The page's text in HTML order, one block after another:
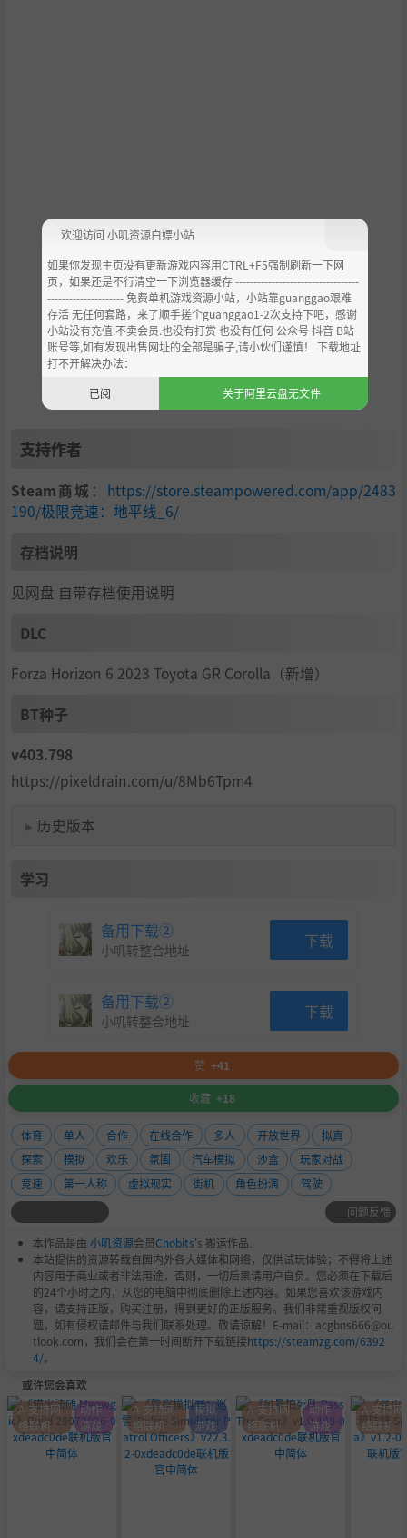
可定制车库，可供你尽情翻新，打造展示自己车辆收藏的理
想空间。你也可以选择在线下载玩家社群分享的布局设计。
解锁山谷地产，在开放世界中发挥创意，随心建造。也别忘
了你最爱的汽车们，可以选用全新的极限竞速空气动力学选
项与车身套件进行改装——还可以在车窗上使用自定义涂装
与玩家社群一起进行多人游戏
线加速赛，在车友会中炫耀你的定制座驾。与其他玩家一起
入大家熟悉的地平线多人游戏模式，参与精彩刺激的淘汰之
随时随地，共享设计乐趣
以前所未有的自由度在日本各地尽情创作，与好友在 CoLab
中一起设计定制赛事，使用全面升级的 EventLab 工具（现
已加入多人游戏支持*）随时随地在游戏世界中创造。将你的
涌的激情创意内容。
众人同乐的嘉年华
享受系列史上最为友好的地平线游戏体验。自定义选项包括
充满颗粒感的高对比度模式、车辆近距雷达、美式与英式手
语以及自动驾驶功能，让玩家畅享酷炫车辆、劲爆音乐与地
平线嘉年华的绝美景色。
探索你的传奇之旅，感受日本的文化与反差。
支持作者
Steam商城 ： https://store.steampowered.com/app/2483
190/极限竞速：地平线_6/
存档说明
见网盘 自带存档使用说明
DLC
Forza Horizon 6 2023 Toyota GR Corolla（新增）
BT种子
v403.798
https://pixeldrain.com/u/8Mb6Tpm4
▸ 历史版本
学习
备用下载②
小叽转整合地址 下载
备用下载②
小叽转整合地址 下载
赞 +41
收藏 +18
体育 单人 合作 在线合作 多人 开放世界
拟真
探索
模拟 欢乐 氛围 汽车模拟 沙盒
玩家对战
竞速
第一人称 虚拟现实 街机 角色扮演
驾驶
问题反馈
本作品是由 小叽资源会员Chobits's 搬运作品.
本站提供的资源转载自国内外各大媒体和网络，仅供试玩体验；不得将上述
内容用于商业或者非法用途，否则，一切后果请用户自负。您必须在下载后
的24个小时之内，从您的电脑中彻底删除上述内容。如果您喜欢该游戏内
容，请支持正版，购买注册，得到更好的正版服务。我们非常重视版权问
题，如有侵权请邮件与我们联系处理。敬请谅解！E-mail：acgbns666@ou
tlook.com，我们会在第一时间断开下载链接https://steamzg.com/6392
4/。
或许您会喜欢
A-支持网
络联机
动作
游戏
A-支持网
络联机
模拟
游戏
A-支持网
络联机
动作
游戏
A-支持网
络联机
欢迎访问 小叽资源白嫖小站
如果你发现主页没有更新游戏内容用CTRL+F5强制刷新一下网
页，如果还是不行清空一下浏览器缓存 ----------------------------------
--------------------- 免费单机游戏资源小站，小站靠guanggao艰难
存活 无任何套路，来了顺手搓个guanggao1-2次支持下吧，感谢
小站没有充值.不卖会员.也没有打赏 也没有任何 公众号 抖音 B站
账号等,如有发现出售网址的全部是骗子,请小伙们谨慎！ 下载地址
打不开解决办法：
已阅
关于阿里云盘无文件